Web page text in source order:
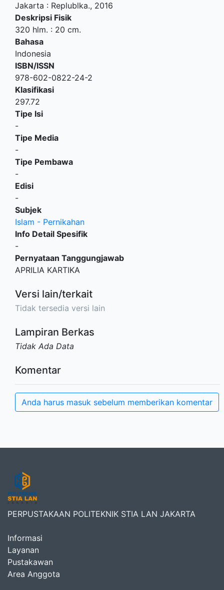
Jakarta : Replublka., 2016
Deskripsi Fisik
320 hlm. : 20 cm.
Bahasa
Indonesia
ISBN/ISSN
978-602-0822-24-2
Klasifikasi
297.72
Tipe Isi
-
Tipe Media
-
Tipe Pembawa
-
Edisi
-
Subjek
Islam - Pernikahan
Info Detail Spesifik
-
Pernyataan Tanggungjawab
APRILIA KARTIKA
Versi lain/terkait
Tidak tersedia versi lain
Lampiran Berkas
Tidak Ada Data
Komentar
Anda harus masuk sebelum memberikan komentar
PERPUSTAKAAN POLITEKNIK STIA LAN JAKARTA
Informasi
Layanan
Pustakawan
Area Anggota